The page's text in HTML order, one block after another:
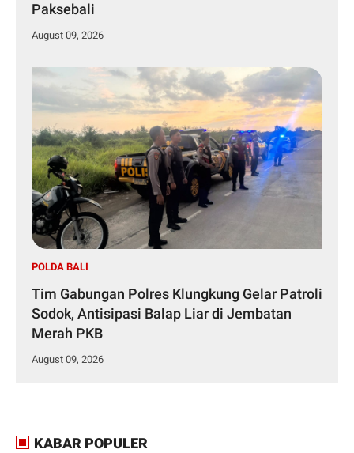
Paksebali
August 09, 2026
POLDA BALI
Tim Gabungan Polres Klungkung Gelar Patroli
Sodok, Antisipasi Balap Liar di Jembatan
Merah PKB
August 09, 2026
KABAR POPULER